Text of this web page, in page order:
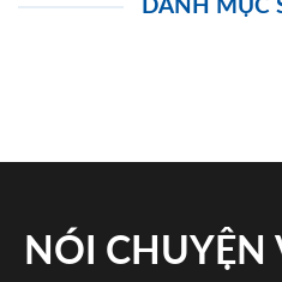
DANH MỤC
NÓI CHUYỆN